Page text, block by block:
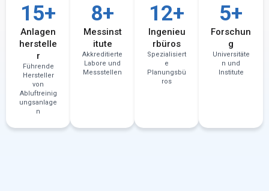
15+
Anlagen
herstelle
r
Führende
Hersteller
von
Abluftreinig
ungsanlage
n
8+
Messinst
itute
Akkreditierte
Labore und
Messstellen
12+
Ingenieu
rbüros
Spezialisiert
e
Planungsbü
ros
5+
Forschun
g
Universitäte
n und
Institute